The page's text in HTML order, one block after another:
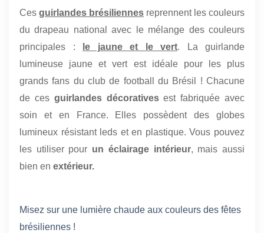
Ces guirlandes brésiliennes reprennent les couleurs
du drapeau national avec le mélange des couleurs
principales :
le jaune et le vert. La guirlande
lumineuse jaune et vert est idéale pour les plus
grands fans du club de football du Brésil ! Chacune
de ces guirlandes décorativesest fabriquée avec
soin et en France. Elles possèdent des globes
lumineux résistant leds et en plastique. Vous pouvez
les utiliser pour un éclairage intérieur, mais aussi
bien en extérieur.
Misez sur une lumière chaude aux couleurs des fêtes
brésiliennes !